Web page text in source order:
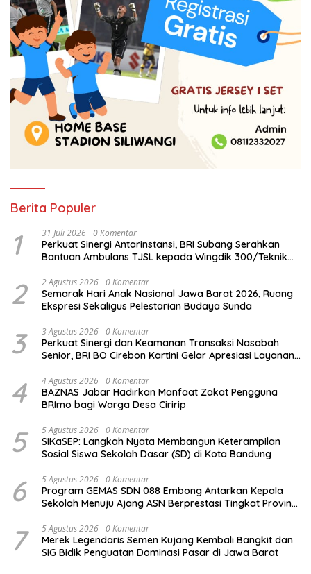
Berita Populer
1 31 Juli 2026 0 Komentar
Perkuat Sinergi Antarinstansi, BRI Subang Serahkan
Bantuan Ambulans TJSL kepada Wingdik 300/Teknik
2 2 Agustus 2026 0 Komentar
Semarak Hari Anak Nasional Jawa Barat 2026, Ruang
Ekspresi Sekaligus Pelestarian Budaya Sunda
3 3 Agustus 2026 0 Komentar
Perkuat Sinergi dan Keamanan Transaksi Nasabah
Senior, BRI BO Cirebon Kartini Gelar Apresiasi Layanan
4 4 Agustus 2026 0 Komentar
BAZNAS Jabar Hadirkan Manfaat Zakat Pengguna
BRImo bagi Warga Desa Ciririp
5 5 Agustus 2026 0 Komentar
SIKaSEP: Langkah Nyata Membangun Keterampilan
Sosial Siswa Sekolah Dasar (SD) di Kota Bandung
6 5 Agustus 2026 0 Komentar
Program GEMAS SDN 088 Embong Antarkan Kepala
Sekolah Menuju Ajang ASN Berprestasi Tingkat Provinsi
7 5 Agustus 2026 0 Komentar
Merek Legendaris Semen Kujang Kembali Bangkit dan
SIG Bidik Penguatan Dominasi Pasar di Jawa Barat